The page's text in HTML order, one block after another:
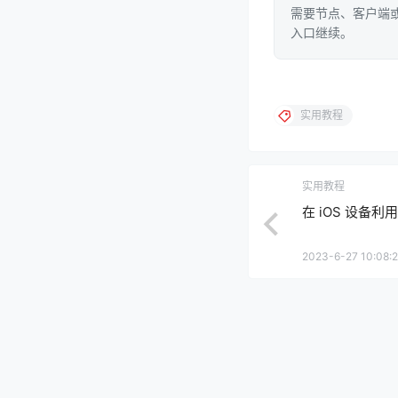
需要节点、客户端
入口继续。
实用教程
实用教程
在 iOS 设备利
2023-6-27